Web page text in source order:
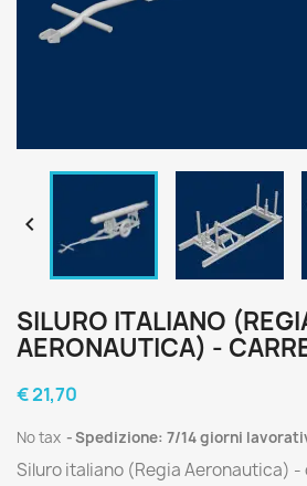

SILURO ITALIANO
AERONAUTICA) -
€ 21,70
No tax Spedizione: 7/14 giorni
Siluro italiano (Regia Aeronautica) -